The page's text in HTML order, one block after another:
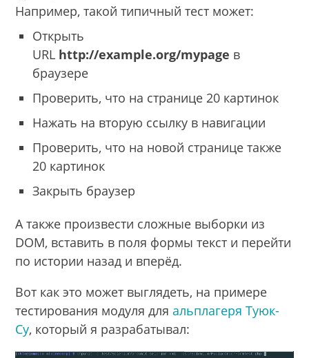
Например, такой типичный тест может:
Открыть
URL http://example.org/mypage в
браузере
Проверить, что на странице 20 картинок
Нажать на вторую ссылку в навигации
Проверить, что на новой странице также
20 картинок
Закрыть браузер
А также произвести сложные выборки из
DOM, вставить в поля формы текст и перейти
по истории назад и вперёд.
Вот как это может выглядеть, на примере
тестирования модуля дляальплагеря Туюк-
Су, который я разрабатывал: